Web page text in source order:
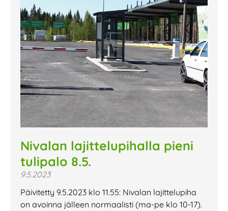
Nivalan lajittelupihalla pieni
tulipalo 8.5.
9.5.2023
Päivitetty 9.5.2023 klo 11.55: Nivalan lajittelupiha
on avoinna jälleen normaalisti (ma-pe klo 10-17).